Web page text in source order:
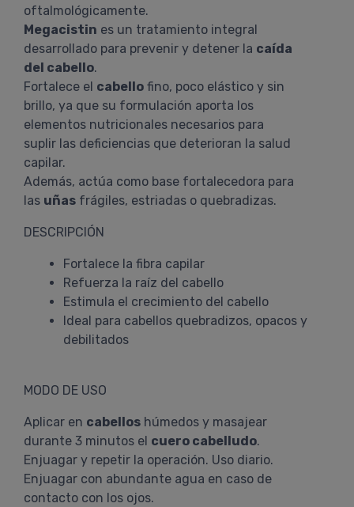
oftalmológicamente.
Megacistin es un tratamiento integral
desarrollado para prevenir y detener la caída
del cabello.
Fortalece el cabello fino, poco elástico y sin
brillo, ya que su formulación aporta los
elementos nutricionales necesarios para
suplir las deficiencias que deterioran la salud
capilar.
Además, actúa como base fortalecedora para
las uñas frágiles, estriadas o quebradizas.
DESCRIPCIÓN
Fortalece la fibra capilar
Refuerza la raíz del cabello
Estimula el crecimiento del cabello
Ideal para cabellos quebradizos, opacos y
debilitados
MODO DE USO
Aplicar en cabellos húmedos y masajear
durante 3 minutos el cuero cabelludo.
Enjuagar y repetir la operación. Uso diario.
Enjuagar con abundante agua en caso de
contacto con los ojos.